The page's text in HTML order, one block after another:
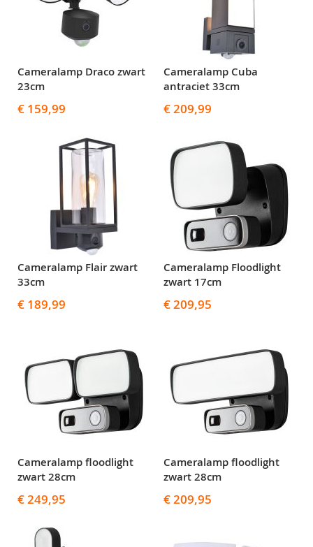
Cameralamp Draco zwart
23cm
€ 159,99
Cameralamp Cuba
antraciet 33cm
€ 209,99
Cameralamp Flair zwart
33cm
€ 189,99
Cameralamp Floodlight
zwart 17cm
€ 209,95
Cameralamp floodlight
zwart 28cm
€ 249,95
Cameralamp floodlight
zwart 28cm
€ 209,95